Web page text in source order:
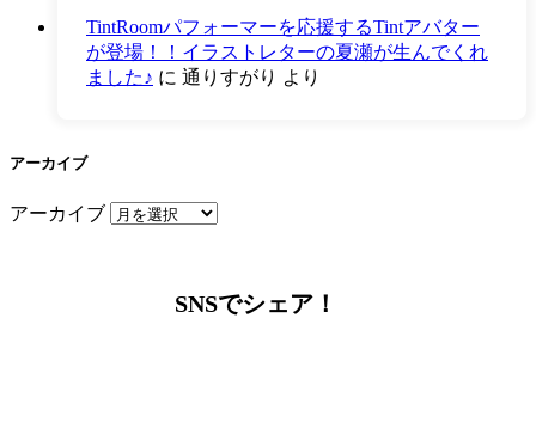
TintRoomパフォーマーを応援するTintアバター
が登場！！イラストレターの夏瀬が生んでくれ
ました♪ に 通りすがり より
アーカイブ
アーカイブ
SNSでシェア！